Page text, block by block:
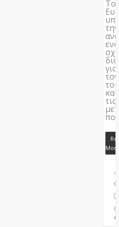
Το
την
για
τον
και
τις
0